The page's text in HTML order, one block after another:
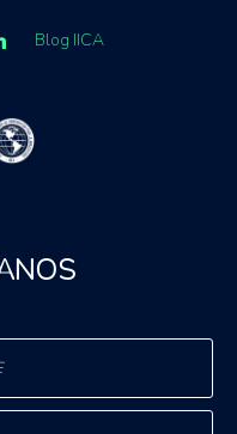
Blog IICA